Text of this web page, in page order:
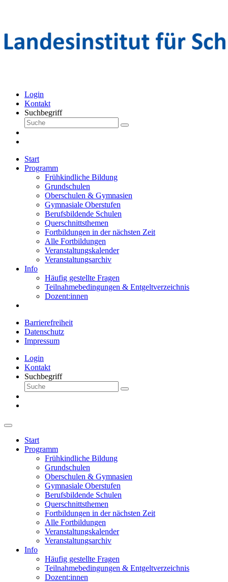
Login
Kontakt
Suchbegriff
Start
Programm
Frühkindliche Bildung
Grundschulen
Oberschulen & Gymnasien
Gymnasiale Oberstufen
Berufsbildende Schulen
Querschnittsthemen
Fortbildungen in der nächsten Zeit
Alle Fortbildungen
Veranstaltungskalender
Veranstaltungsarchiv
Info
Häufig gestellte Fragen
Teilnahmebedingungen & Entgeltverzeichnis
Dozent:innen
Barrierefreiheit
Datenschutz
Impressum
Login
Kontakt
Suchbegriff
Start
Programm
Frühkindliche Bildung
Grundschulen
Oberschulen & Gymnasien
Gymnasiale Oberstufen
Berufsbildende Schulen
Querschnittsthemen
Fortbildungen in der nächsten Zeit
Alle Fortbildungen
Veranstaltungskalender
Veranstaltungsarchiv
Info
Häufig gestellte Fragen
Teilnahmebedingungen & Entgeltverzeichnis
Dozent:innen